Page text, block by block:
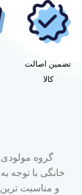
تضمین اصالت
کالا
خانگی با توجه
و مناسبت